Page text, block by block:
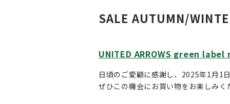
SALE AUTUMN/
UNITED ARROWS green
日頃のご愛顧に感謝し、2025年1月1
ぜひこの機会にお買い物をお楽しみく